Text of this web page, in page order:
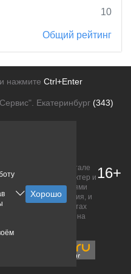
10
Общий рейтинг
нажмите Ctrl+Enter
Екатеринбург (343)
на портале
характер и
положениями
и полного описания, и
уточняйте на сайтах
право на
16+